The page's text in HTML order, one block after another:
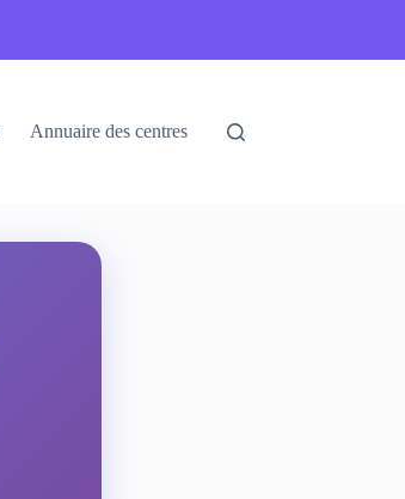
Annuaire des centres